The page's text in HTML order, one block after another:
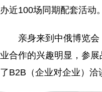
办近100场同期配套活动
亲身来到中俄博览
业合作的兴趣明显，参
了B2B（企业对企业）洽